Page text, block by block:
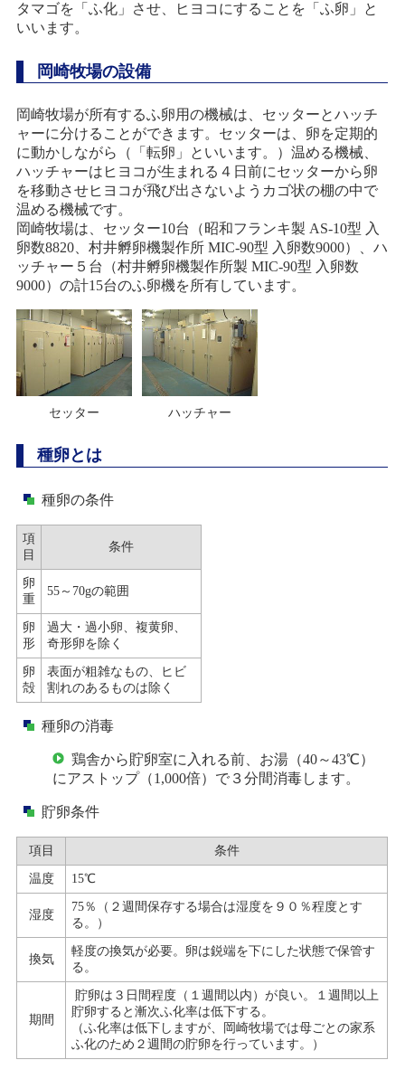
タマゴを「ふ化」させ、ヒヨコにすることを「ふ卵」と
いいます。
岡崎牧場の設備
岡崎牧場が所有するふ卵用の機械は、セッターとハッチ
ャーに分けることができます。セッターは、卵を定期的
に動かしながら（「転卵」といいます。）温める機械、
ハッチャーはヒヨコが生まれる４日前にセッターから卵
を移動させヒヨコが飛び出さないようカゴ状の棚の中で
温める機械です。
岡崎牧場は、セッター10台（昭和フランキ製 AS-10型 入
卵数8820、村井孵卵機製作所 MIC-90型 入卵数9000）、ハ
ッチャー５台（村井孵卵機製作所製 MIC-90型 入卵数
9000）の計15台のふ卵機を所有しています。
セッター ハッチャー
種卵とは
種卵の条件
項
目
条件
卵
重
55～70gの範囲
卵
形
過大・過小卵、複黄卵、
奇形卵を除く
卵
殻
表面が粗雑なもの、ヒビ
割れのあるものは除く
種卵の消毒
鶏舎から貯卵室に入れる前、 お湯（40～43℃）
にアストップ（1,000倍）で３分間消毒します。
貯卵条件
項目 条件
温度 15℃
湿度
75％（２週間保存する場合は湿度を９０％程度とす
る。）
換気
軽度の換気が必要。卵は鋭端を下にした状態で保管す
る。
期間
貯卵は３日間程度（１週間以内）が良い。１週間以上
貯卵すると漸次ふ化率は低下する。
（ふ化率は低下しますが、岡崎牧場では母ごとの家系
ふ化のため２週間の貯卵を行っています。）